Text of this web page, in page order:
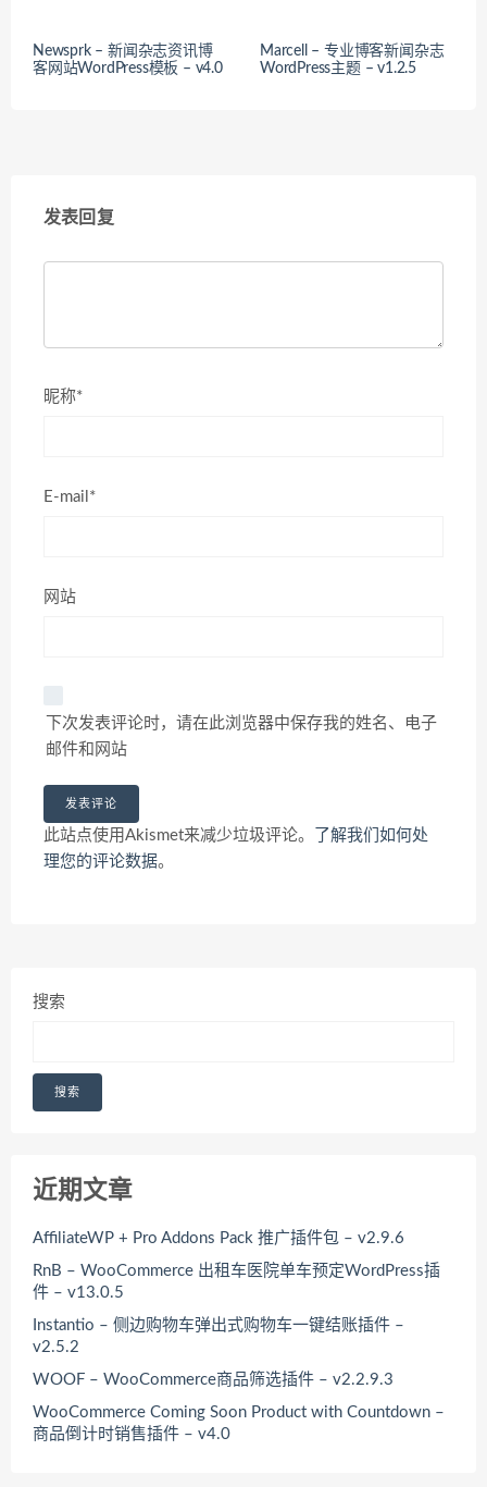
Newsprk – 新闻杂志资讯博
客网站WordPress模板 – v4.0
Marcell – 专业博客新闻杂志
WordPress主题 – v1.2.5
发表回复
昵称*
E-mail*
网站
下次发表评论时，请在此浏览器中保存我的姓名、电子
邮件和网站
此站点使用Akismet来减少垃圾评论。
了解我们如何处
理您的评论数据。
搜索
搜索
近期文章
AffiliateWP + Pro Addons Pack 推广插件包 – v2.9.6
RnB – WooCommerce 出租车医院单车预定WordPress插
件 – v13.0.5
Instantio – 侧边购物车弹出式购物车一键结账插件 –
v2.5.2
WOOF – WooCommerce商品筛选插件 – v2.2.9.3
WooCommerce Coming Soon Product with Countdown –
商品倒计时销售插件 – v4.0